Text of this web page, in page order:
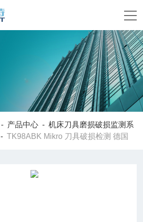
- 产品中心 -机床刀具磨损破损监测系
-TK98ABK Mikro 刀具破损检测 德国